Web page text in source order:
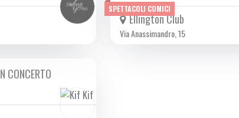
SPETTACOLI COMICI
Ellington Club
Via Anassimandro, 15
CONCERTO